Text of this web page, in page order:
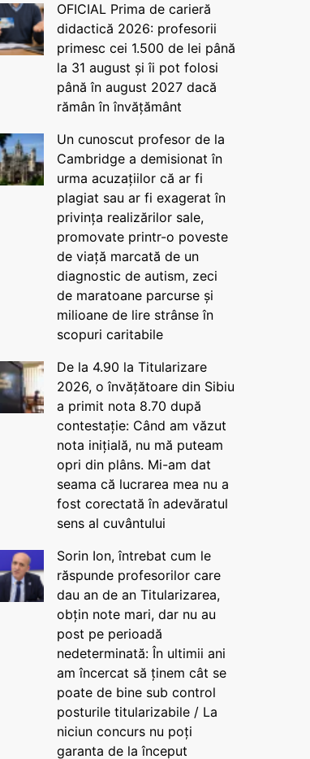
OFICIAL Prima de carieră
didactică 2026: profesorii
primesc cei 1.500 de lei până
la 31 august și îi pot folosi
până în august 2027 dacă
rămân în învățământ
Un cunoscut profesor de la
Cambridge a demisionat în
urma acuzațiilor că ar fi
plagiat sau ar fi exagerat în
privința realizărilor sale,
promovate printr-o poveste
de viață marcată de un
diagnostic de autism, zeci
de maratoane parcurse și
milioane de lire strânse în
scopuri caritabile
De la 4.90 la Titularizare
2026, o învățătoare din Sibiu
a primit nota 8.70 după
contestație: Când am văzut
nota inițială, nu mă puteam
opri din plâns. Mi-am dat
seama că lucrarea mea nu a
fost corectată în adevăratul
sens al cuvântului
Sorin Ion, întrebat cum le
răspunde profesorilor care
dau an de an Titularizarea,
obțin note mari, dar nu au
post pe perioadă
nedeterminată: În ultimii ani
am încercat să ținem cât se
poate de bine sub control
posturile titularizabile / La
niciun concurs nu poți
garanta de la început